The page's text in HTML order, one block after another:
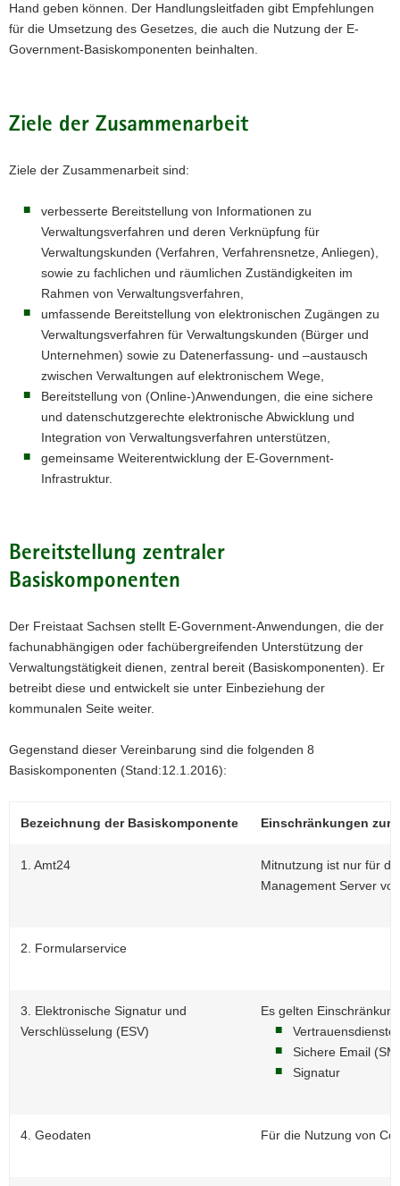
Hand geben können. Der Handlungsleitfaden gibt Empfehlungen
für die Umsetzung des Gesetzes, die auch die Nutzung der E-
Government-Basiskomponenten beinhalten.
Ziele der Zusammenarbeit
Ziele der Zusammenarbeit sind:
verbesserte Bereitstellung von Informationen zu
Verwaltungsverfahren und deren Verknüpfung für
Verwaltungskunden (Verfahren, Verfahrensnetze, Anliegen),
sowie zu fachlichen und räumlichen Zuständigkeiten im
Rahmen von Verwaltungsverfahren,
umfassende Bereitstellung von elektronischen Zugängen zu
Verwaltungsverfahren für Verwaltungskunden (Bürger und
Unternehmen) sowie zu Datenerfassung- und –austausch
zwischen Verwaltungen auf elektronischem Wege,
Bereitstellung von (Online-)Anwendungen, die eine sichere
und datenschutzgerechte elektronische Abwicklung und
Integration von Verwaltungsverfahren unterstützen,
gemeinsame Weiterentwicklung der E-Government-
Infrastruktur.
Bereitstellung zentraler
Basiskomponenten
Der Freistaat Sachsen stellt E-Government-Anwendungen, die der
fachunabhängigen oder fachübergreifenden Unterstützung der
Verwaltungstätigkeit dienen, zentral bereit (Basiskomponenten). Er
betreibt diese und entwickelt sie unter Einbeziehung der
kommunalen Seite weiter.
Gegenstand dieser Vereinbarung sind die folgenden 8
Basiskomponenten (Stand:12.1.2016):
Bezeichnung der Basiskomponente Einschrän­kungen zur
1. Amt24
Mitnutzung ist nur für
Management Server
2. Formularservice
3. Elektronische Signatur und
Verschlüsselung (ESV)
Es gelten
Vertrauens­dienste
Sichere Email
Signatur
4. Geodaten Für die Nutzung von